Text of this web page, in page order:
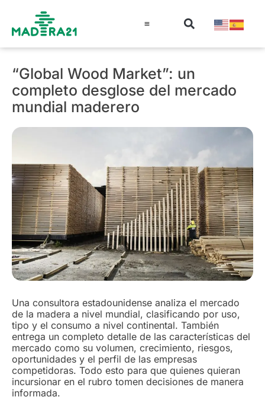
“Global Wood Market”: un
completo desglose del mercado
mundial maderero
Una consultora estadounidense analiza el mercado
de la madera a nivel mundial, clasificando por uso,
tipo y el consumo a nivel continental. También
entrega un completo detalle de las características del
mercado como su volumen, crecimiento, riesgos,
oportunidades y el perfil de las empresas
competidoras. Todo esto para que quienes quieran
incursionar en el rubro tomen decisiones de manera
informada.